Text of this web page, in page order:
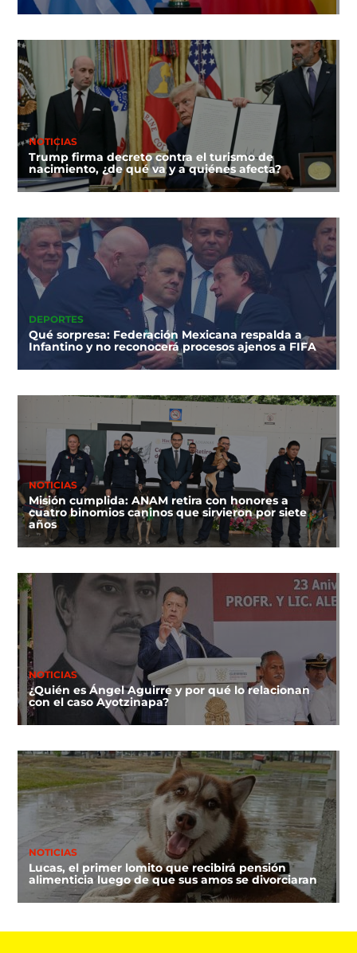
NOTICIAS
Trump firma decreto contra el turismo de
nacimiento, ¿de qué va y a quiénes afecta?
DEPORTES
Qué sorpresa: Federación Mexicana respalda a
Infantino y no reconocerá procesos ajenos a FIFA
NOTICIAS
Misión cumplida: ANAM retira con honores a
cuatro binomios caninos que sirvieron por siete
años
NOTICIAS
¿Quién es Ángel Aguirre y por qué lo relacionan
con el caso Ayotzinapa?
NOTICIAS
Lucas, el primer lomito que recibirá pensión
alimenticia luego de que sus amos se divorciaran